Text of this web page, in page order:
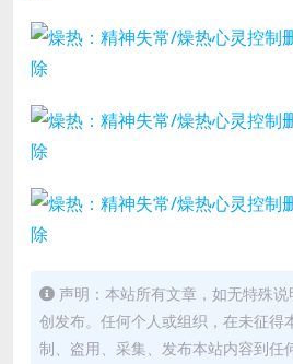
声明：本站所有文章，如无特殊
创发布。任何个人或组织，在未征得
制、盗用、采集、发布本站内容到任